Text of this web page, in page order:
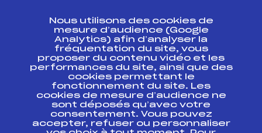
ESPACE PRESSE
Ressources
Pass’Neige
Projet sportif fédéral
Projet de performance fédéral
Antidopage
Pôle Développement, Formation, Suivi
Scientifique
Nous utilisons des cookies de
mesure d’audience (Google
Analytics) afin d’analyser la
fréquentation du site, vous
proposer du contenu vidéo et les
performances du site, ainsi que des
cookies permettant le
fonctionnement du site. Les
cookies de mesure d’audience ne
sont déposés qu’avec votre
consentement. Vous pouvez
accepter, refuser ou personnaliser